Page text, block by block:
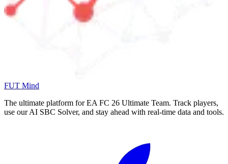
FUT Mind
The ultimate platform for EA FC 26 Ultimate Team. Track players,
use our AI SBC Solver, and stay ahead with real-time data and tools.